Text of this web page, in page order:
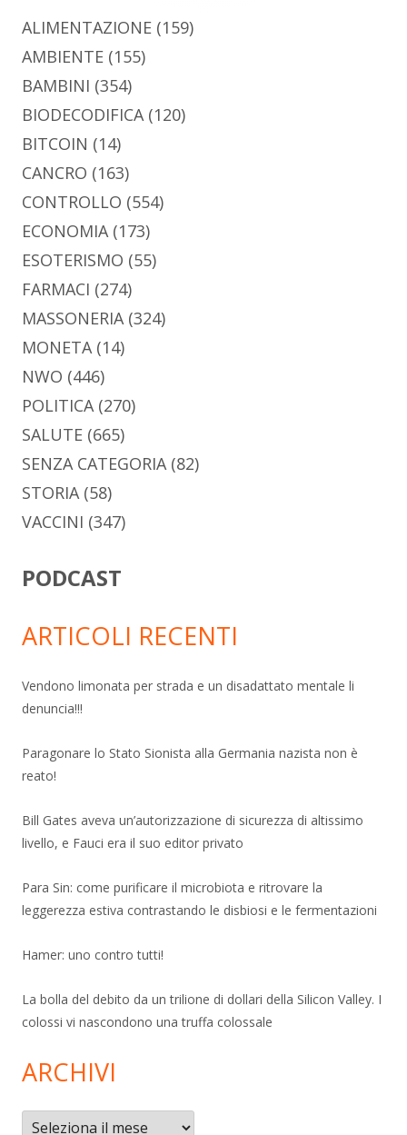
ALIMENTAZIONE (159)
AMBIENTE (155)
BAMBINI (354)
BIODECODIFICA (120)
BITCOIN (14)
CANCRO (163)
CONTROLLO (554)
ECONOMIA (173)
ESOTERISMO (55)
FARMACI (274)
MASSONERIA (324)
MONETA (14)
NWO (446)
POLITICA (270)
SALUTE (665)
SENZA CATEGORIA (82)
STORIA (58)
VACCINI (347)
PODCAST
ARTICOLI RECENTI
Vendono limonata per strada e un disadattato mentale li
denuncia!!!
Paragonare lo Stato Sionista alla Germania nazista non è
reato!
Bill Gates aveva un’autorizzazione di sicurezza di altissimo
livello, e Fauci era il suo editor privato
Para Sin: come purificare il microbiota e ritrovare la
leggerezza estiva contrastando le disbiosi e le fermentazioni
Hamer: uno contro tutti!
La bolla del debito da un trilione di dollari della Silicon Valley. I
colossi vi nascondono una truffa colossale
ARCHIVI
Archivi